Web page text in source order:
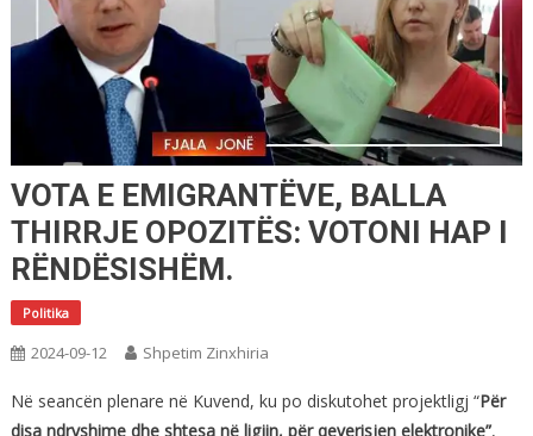
VOTA E EMIGRANTËVE, BALLA
THIRRJE OPOZITËS: VOTONI HAP I
RËNDËSISHËM.
Politika
2024-09-12 Shpetim Zinxhiria
Në seancën plenare në Kuvend, ku po diskutohet projektligj “Për
disa ndryshime dhe shtesa në ligjin, për qeverisjen elektronike”,